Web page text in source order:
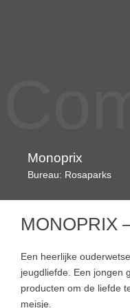
Monoprix
Bureau: Rosaparks
MONOPRIX
Een heerlijke
jeugdliefde. Een jongen
producten om de liefde
meisje.